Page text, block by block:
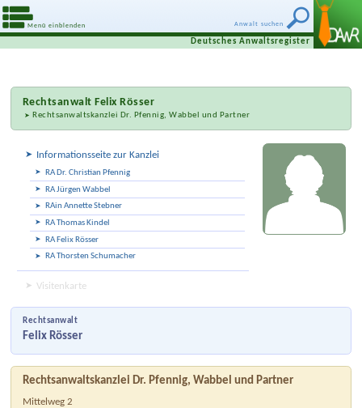
Anwalt suchen
Menü einblenden
Deutsches Anwaltsregister
RechtsanwaltFelix Rösser
Rechtsanwaltskanzlei Dr. Pfennig, Wabbel und Partner
Informationsseite zur Kanzlei
RA Dr. Christian Pfennig
RA Jürgen Wabbel
RAin Annette Stebner
RA Thomas Kindel
RA Felix Rösser
RA Thorsten Schumacher
Visitenkarte
Rechtsanwalt
Felix Rösser
Rechtsanwaltskanzlei Dr. Pfennig, Wabbel und Partner
Mittelweg 2